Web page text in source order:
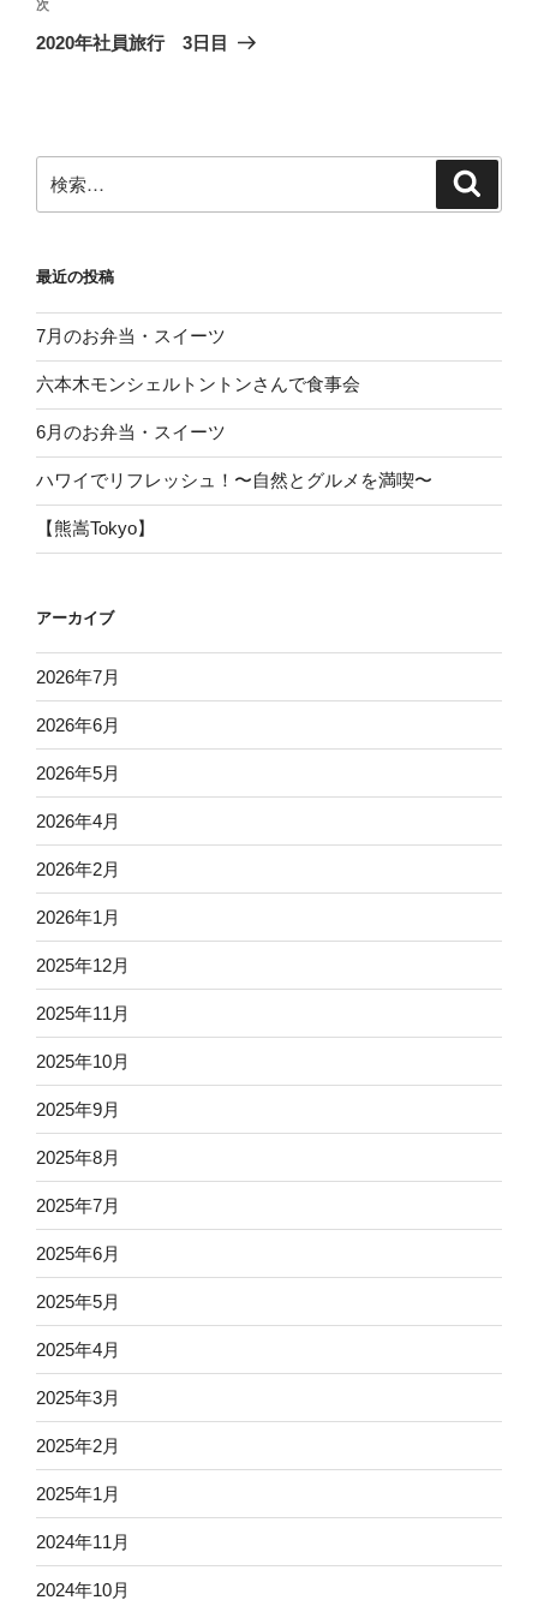
ゲ
ン
次
の
次
2020年社員旅行 3日目
索:
最近の投稿
7月のお弁当・スイーツ
六本木モンシェルトントンさんで食事会
6月のお弁当・スイーツ
ハワイでリフレッシュ！〜自然とグルメを満喫〜
【熊嵩Tokyo】
アーカイブ
2026年7月
2026年6月
2026年5月
2026年4月
2026年2月
2026年1月
2025年12月
2025年11月
2025年10月
2025年9月
2025年8月
2025年7月
2025年6月
2025年5月
2025年4月
2025年3月
2025年2月
2025年1月
2024年11月
2024年10月